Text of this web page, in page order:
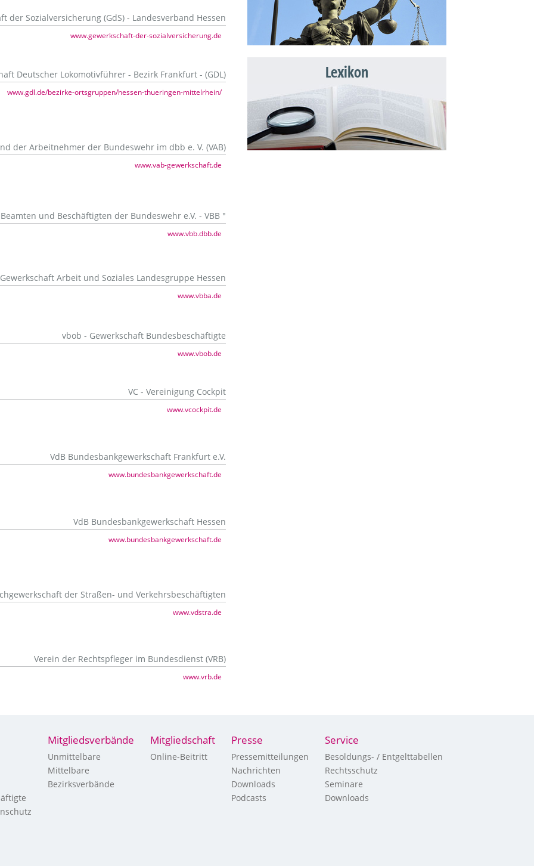
der Sozialversicherung (GdS) - Landesverband Hessen
www.gewerkschaft-der-sozialversicherung.de
Deutscher Lokomotivführer - Bezirk Frankfurt - (GDL)
www.gdl.de/bezirke-ortsgruppen/hessen-thueringen-mittelrhein/
der Arbeitnehmer der Bundeswehr im dbb e. V. (VAB)
www.vab-gewerkschaft.de
und Beschäftigten der Bundeswehr e.V. - VBB "
www.vbb.dbb.de
Arbeit und Soziales Landesgruppe Hessen
www.vbba.de
vbob - Gewerkschaft Bundesbeschäftigte
www.vbob.de
VC - Vereinigung Cockpit
www.vcockpit.de
VdB Bundesbankgewerkschaft Frankfurt e.V.
www.bundesbankgewerkschaft.de
VdB Bundesbankgewerkschaft Hessen
www.bundesbankgewerkschaft.de
der Straßen- und Verkehrsbeschäftigten
www.vdstra.de
Verein der Rechtspfleger im Bundesdienst (VRB)
www.vrb.de
Lexikon
Mitgliedsverbände
Unmittelbare
Mittelbare
Bezirksverbände
Mitgliedschaft
Online-Beitritt
Presse
Pressemitteilungen
Nachrichten
Downloads
Podcasts
Service
Besoldungs- / Entgelttabellen
Rechtsschutz
Seminare
Downloads